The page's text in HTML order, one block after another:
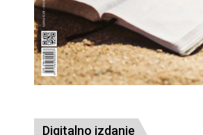
Digitalno izdanje